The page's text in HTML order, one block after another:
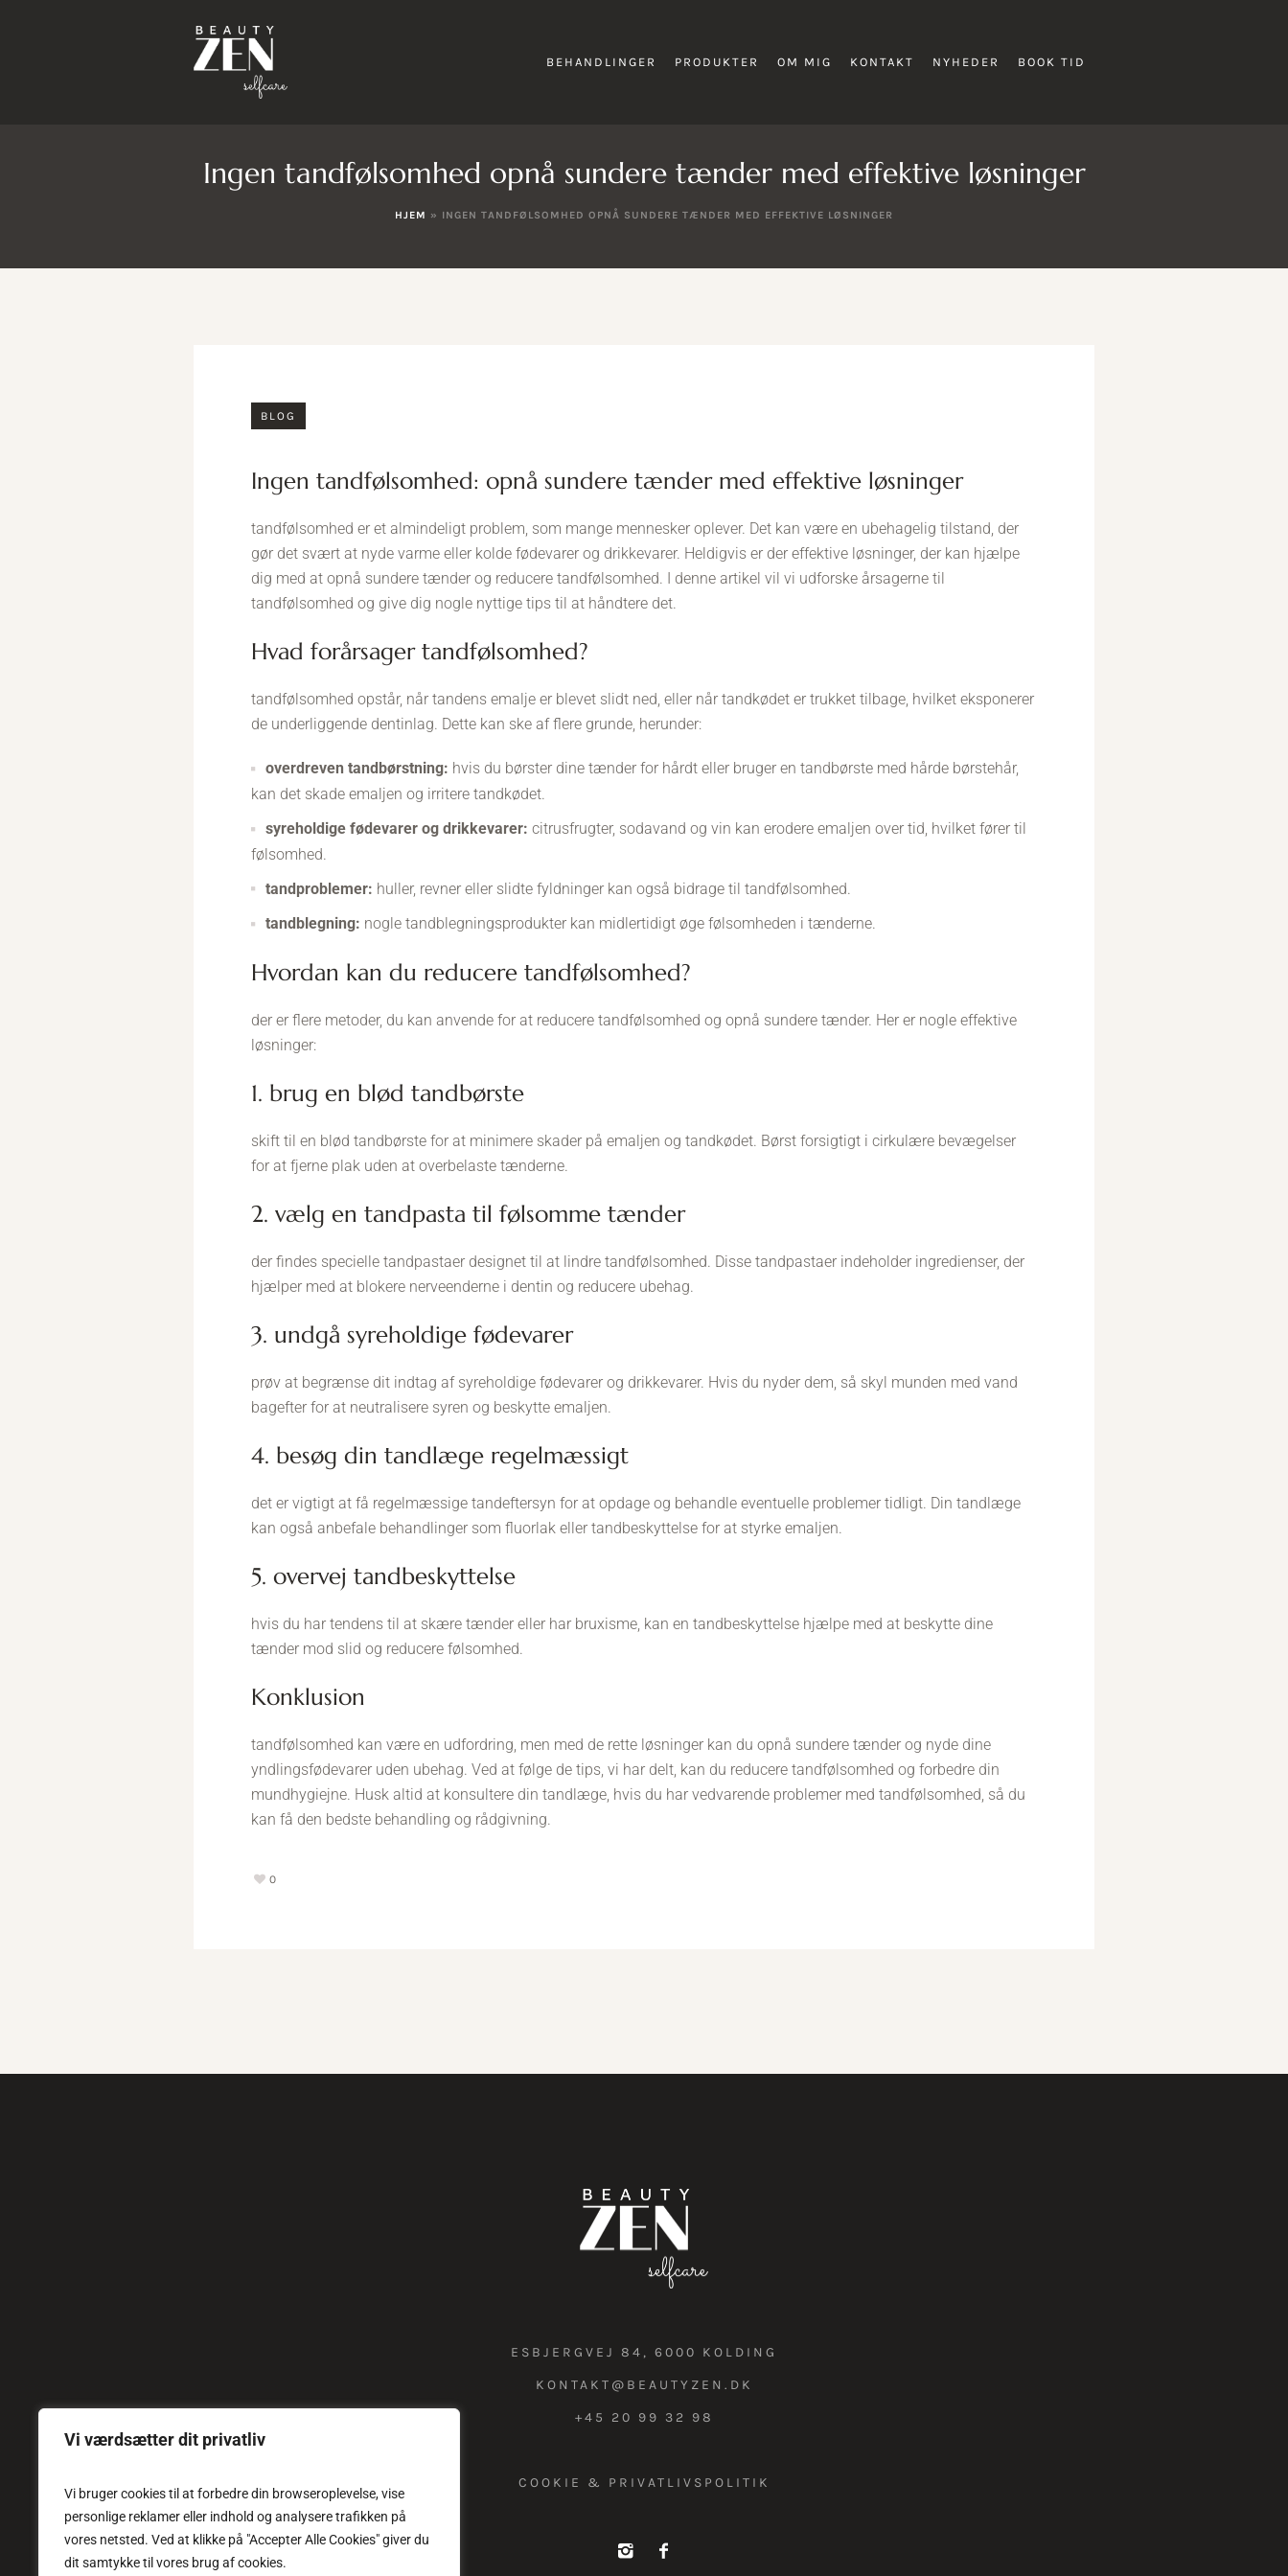
Vi værdsætter dit privatliv
Vi bruger cookies til at forbedre din browseroplevelse, vise
personlige reklamer eller indhold og analysere trafikken på
vores netsted. Ved at klikke på "Accepter Alle Cookies" giver du
dit samtykke til vores brug af cookies.
BEHANDLINGER PRODUKTER OM MIG KONTAKT NYHEDER BOOK TID
Ingen tandfølsomhed opnå sundere tænder med effektive løsninger
HJEM » INGEN TANDFØLSOMHED OPNÅ SUNDERE TÆNDER MED EFFEKTIVE LØSNINGER
BLOG
ingen tandfølsomhed: opnå sundere tænder med effektive løsninger
tandfølsomhed er et almindeligt problem, som mange mennesker oplever. Det kan være en ubehagelig tilstand, der
gør det svært at nyde varme eller kolde fødevarer og drikkevarer. Heldigvis er der effektive løsninger, der kan hjælpe
dig med at opnå sundere tænder og reducere tandfølsomhed. I denne artikel vil vi udforske årsagerne til
tandfølsomhed og give dig nogle nyttige tips til at håndtere det.
hvad forårsager tandfølsomhed?
tandfølsomhed opstår, når tandens emalje er blevet slidt ned, eller når tandkødet er trukket tilbage, hvilket eksponerer
de underliggende dentinlag. Dette kan ske af flere grunde, herunder:
overdreven tandbørstning: hvis du børster dine tænder for hårdt eller bruger en tandbørste med hårde børstehår,
kan det skade emaljen og irritere tandkødet.
syreholdige fødevarer og drikkevarer: citrusfrugter, sodavand og vin kan erodere emaljen over tid, hvilket fører til
følsomhed.
tandproblemer: huller, revner eller slidte fyldninger kan også bidrage til tandfølsomhed.
tandblegning: nogle tandblegningsprodukter kan midlertidigt øge følsomheden i tænderne.
hvordan kan du reducere tandfølsomhed?
der er flere metoder, du kan anvende for at reducere tandfølsomhed og opnå sundere tænder. Her er nogle effektive
løsninger:
1. brug en blød tandbørste
skift til en blød tandbørste for at minimere skader på emaljen og tandkødet. Børst forsigtigt i cirkulære bevægelser
for at fjerne plak uden at overbelaste tænderne.
2. vælg en tandpasta til følsomme tænder
der findes specielle tandpastaer designet til at lindre tandfølsomhed. Disse tandpastaer indeholder ingredienser, der
hjælper med at blokere nerveenderne i dentin og reducere ubehag.
3. undgå syreholdige fødevarer
prøv at begrænse dit indtag af syreholdige fødevarer og drikkevarer. Hvis du nyder dem, så skyl munden med vand
bagefter for at neutralisere syren og beskytte emaljen.
4. besøg din tandlæge regelmæssigt
det er vigtigt at få regelmæssige tandeftersyn for at opdage og behandle eventuelle problemer tidligt. Din tandlæge
kan også anbefale behandlinger som fluorlak eller tandbeskyttelse for at styrke emaljen.
5. overvej tandbeskyttelse
hvis du har tendens til at skære tænder eller har bruxisme, kan en tandbeskyttelse hjælpe med at beskytte dine
tænder mod slid og reducere følsomhed.
konklusion
tandfølsomhed kan være en udfordring, men med de rette løsninger kan du opnå sundere tænder og nyde dine
yndlingsfødevarer uden ubehag. Ved at følge de tips, vi har delt, kan du reducere tandfølsomhed og forbedre din
mundhygiejne. Husk altid at konsultere din tandlæge, hvis du har vedvarende problemer med tandfølsomhed, så du
kan få den bedste behandling og rådgivning.
0
ESBJERGVEJ 84, 6000 KOLDING
KONTAKT@BEAUTYZEN.DK
+45 20 99 32 98
COOKIE & PRIVATLIVSPOLITIK